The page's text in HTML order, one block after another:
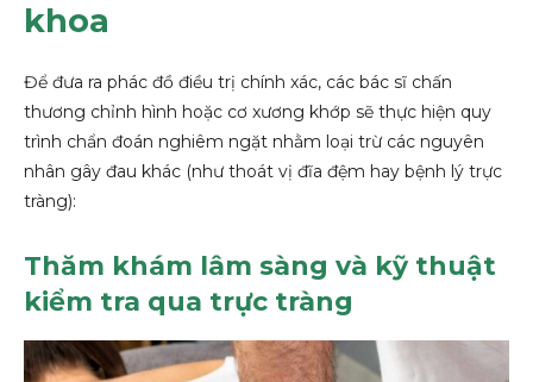
khoa
Để đưa ra phác đồ điều trị chính xác, các bác sĩ chấn
thương chỉnh hình hoặc cơ xương khớp sẽ thực hiện quy
trình chẩn đoán nghiêm ngặt nhằm loại trừ các nguyên
nhân gây đau khác (như thoát vị đĩa đệm hay bệnh lý trực
tràng):
Thăm khám lâm sàng và kỹ thuật
kiểm tra qua trực tràng